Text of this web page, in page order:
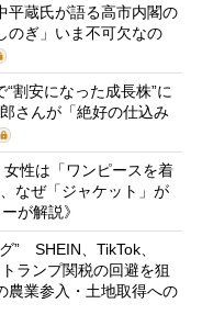
平蔵氏が語る高市内閣の
ぎ」いま不可欠なの
割安になった成長株”に
さんが「絶好の仕込み
性は「ワンピースを着
なぜ「ジャケット」が
が解説》
” SHEIN、TikTok、
ランプ関税の回避を狙
業参入・土地取得への